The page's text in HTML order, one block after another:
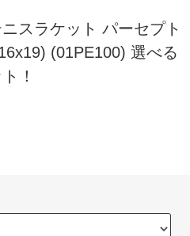
スラケット パーセプト
(01PE100) 選べる
！